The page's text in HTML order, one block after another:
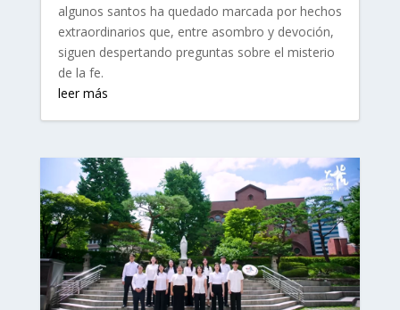
algunos santos ha quedado marcada por hechos
extraordinarios que, entre asombro y devoción,
siguen despertando preguntas sobre el misterio
de la fe.
leer más